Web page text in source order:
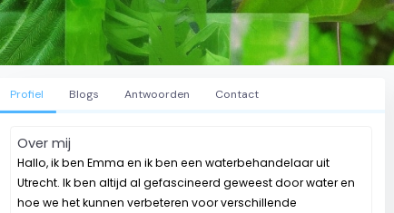
Profiel Blogs Antwoorden Contact
Over mij
Hallo, ik ben Emma en ik ben een waterbehandelaar uit
Utrecht. Ik ben altijd al gefascineerd geweest door water en
hoe we het kunnen verbeteren voor verschillende